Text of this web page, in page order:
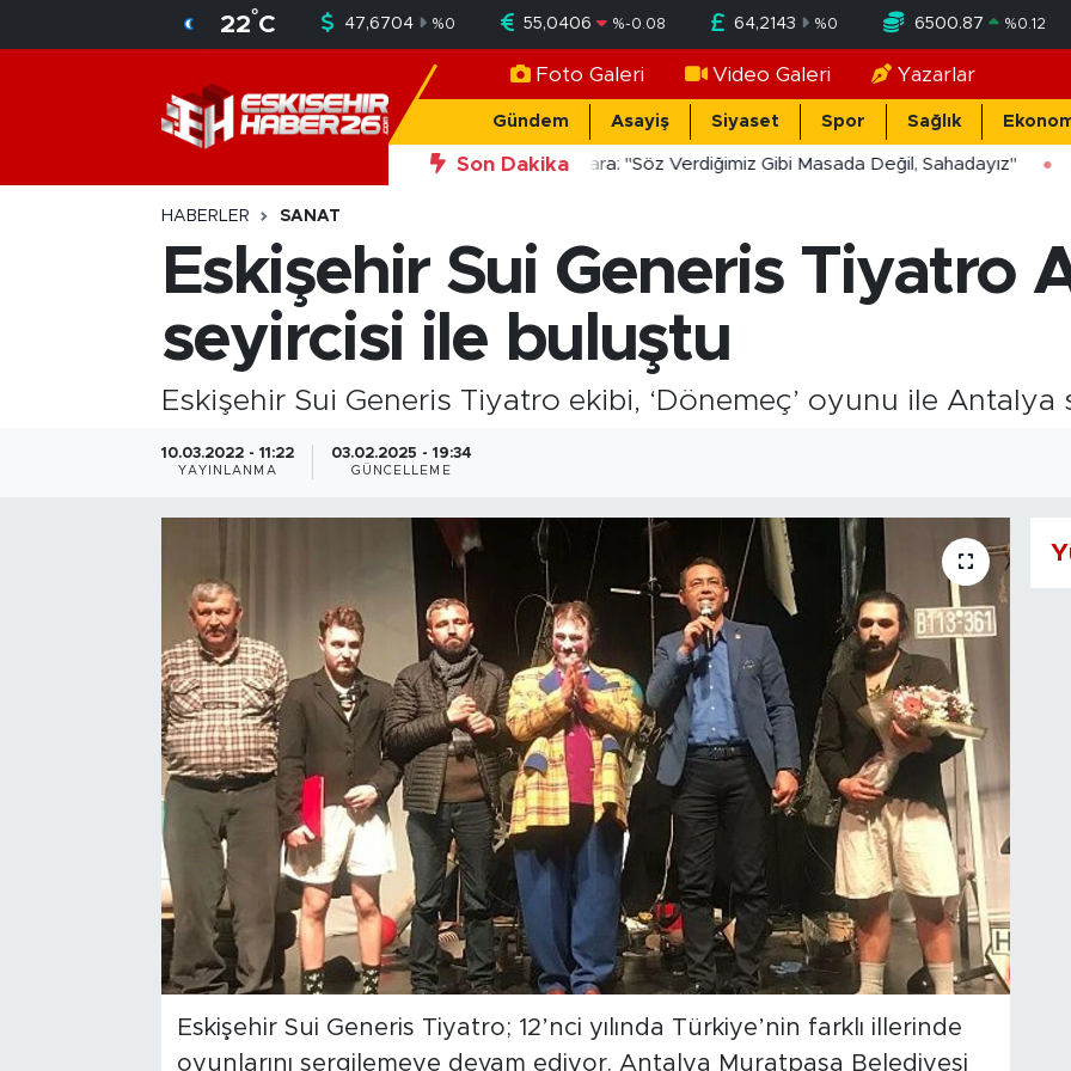
22°C 47,6704 %0 55,0406 %-0.08 64,2143 %0 6500.87 %0.12
Foto Galeri Video Galeri Yazarlar
Gündem Asayiş Siyaset Spor Sağlık
Son Dakika
20:56Okan Yücekara: "Söz Verdiğimiz Gibi Masada Değil, Sahadayız"
HABERLER SANAT
Eskişehir Sui Generis Tiyatro
seyircisi ile buluştu
Eskişehir Sui Generis Tiyatro ekibi, ‘Dönemeç’ oyunu ile
10.03.2022 - 11:22
YAYINLANMA
03.02.2025 - 19:34
GÜNCELLEME
Eskişehir Sui Generis Tiyatro; 12’nci yılında Türkiye’nin farklı illerinde
oyunlarını sergilemeye devam ediyor. Antalya Muratpaşa Belediyesi
Nöbetçi Eczaneler
Hava Durumu
Trafik Durumu
Süper Lig Puan Durumu ve Fikstür
Tüm Manşetler
Son Dakika Haberleri
Haber Arşivi